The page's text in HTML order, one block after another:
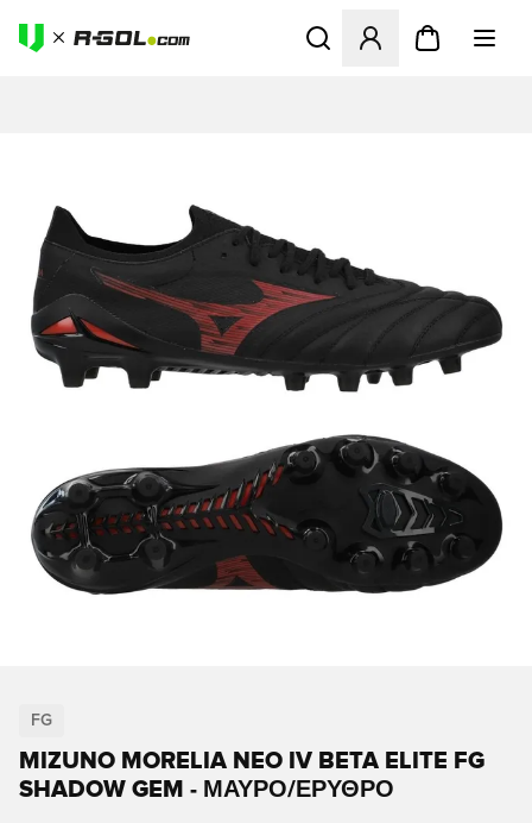
Ανοίγει ένα Modal για να
FG
MIZUNO MORELIA NEO IV BETA ELITE FG
SHADOW GEM - ΜΑΎΡΟ/ΕΡΥΘΡΌ